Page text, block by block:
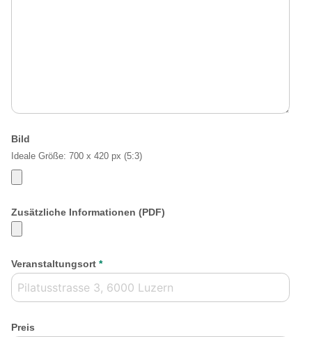
Bild
Ideale Größe: 700 x 420 px (5:3)
Zusätzliche Informationen (PDF)
Veranstaltungsort *
Preis